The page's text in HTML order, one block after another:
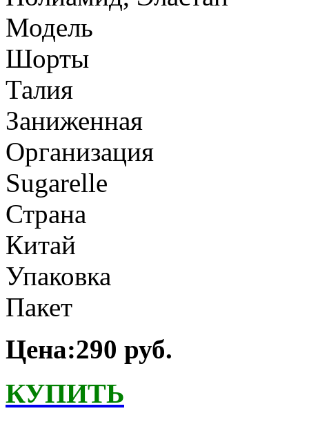
Модель
Шорты
Талия
Заниженная
Организация
Sugarelle
Страна
Китай
Упаковка
Пакет
Цена:290 руб.
КУПИТЬ